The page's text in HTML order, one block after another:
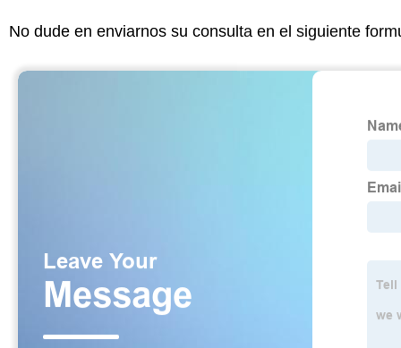
No dude en enviarnos su consulta en el siguiente